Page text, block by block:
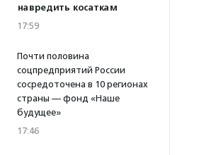
навредить косаткам
17:59
Почти половина
соцпредприятий России
сосредоточена в 10 регионах
страны — фонд «Наше
будущее»
17:46